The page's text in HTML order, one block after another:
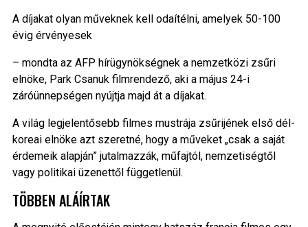
A díjakat olyan műveknek kell odaítélni, amelyek 50-100
évig érvényesek
– mondta az AFP hírügynökségnek a nemzetközi zsűri
elnöke, Park Csanuk filmrendező, aki a május 24-i
záróünnepségen nyújtja majd át a díjakat.
A világ legjelentősebb filmes mustrája zsűrijének első dél-
koreai elnöke azt szeretné, hogy a műveket „csak a saját
érdemeik alapján” jutalmazzák, műfajtól, nemzetiségtől
vagy politikai üzenettől függetlenül.
TÖBBEN ALÁÍRTAK